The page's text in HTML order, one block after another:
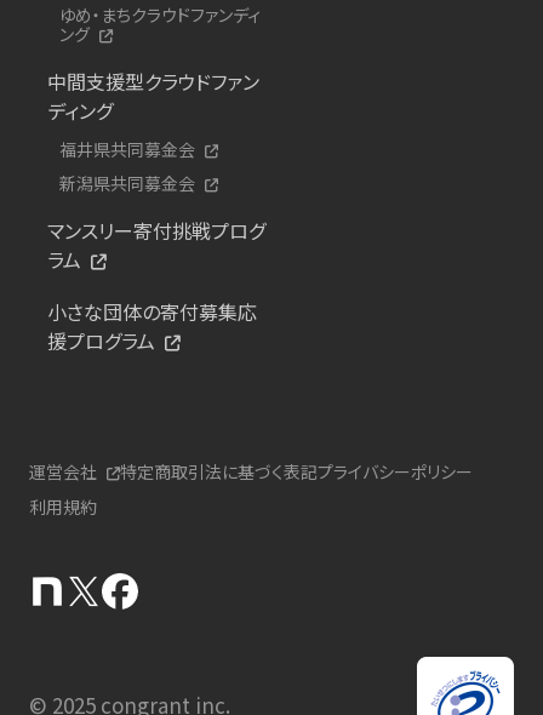
ゆめ・まちクラウドファンディ
ング
中間支援型クラウドファン
ディング
福井県共同募金会
新潟県共同募金会
マンスリー寄付挑戦プログ
ラム
小さな団体の寄付募集応
援プログラム
運営会社 特定商取引法に基づく表記プライバシーポリシー
利用規約
© 2025 congrant inc.